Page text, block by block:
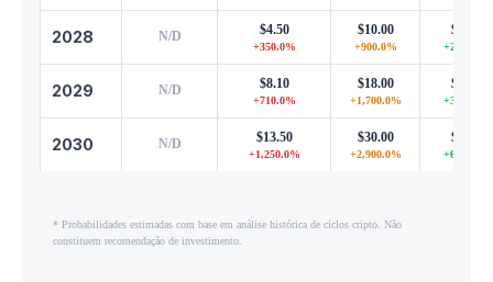
2028 N/D $4.50
+350.0%
$10.00
+900.0%
$22.00
2029 N/D $8.10
+710.0%
$18.00
+1,700.0%
$39.60
2030 N/D $13.50
+1,250.0%
$30.00
+2,900.0%
$66.00
* Probabilidades estimadas com base em análise histórica de ciclos cripto. Não
constituem recomendação de investimento.